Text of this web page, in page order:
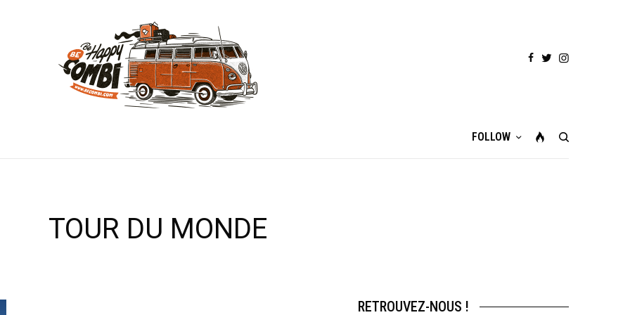
FOLLOW
TOUR DU MONDE
RETROUVEZ-NOUS !